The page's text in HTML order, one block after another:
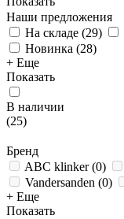
Наши предложения
На складе (29)
Новинка (28)
+ Еще
Показать
В наличии
(25)
Бренд
ABC klinker(0)
Vandersanden (0)
+ Еще
Показать